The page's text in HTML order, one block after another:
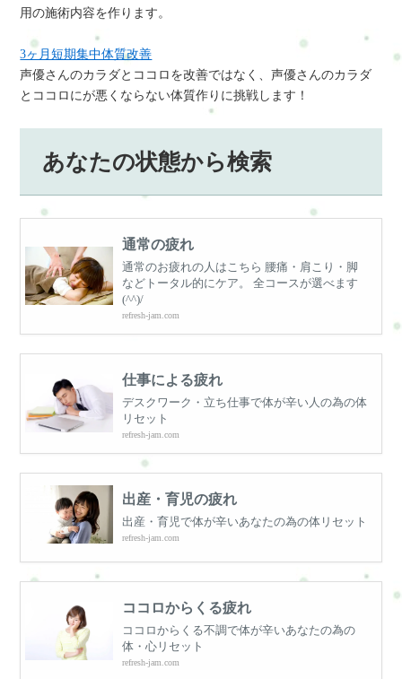
用の施術内容を作ります。
3ヶ月短期集中体質改善
声優さんのカラダとココロを改善ではなく、声優さんのカラダ
とココロにが悪くならない体質作りに挑戦します！
あなたの状態から検索
通常の疲れ
通常のお疲れの人はこちら 腰痛・肩こり・脚
などトータル的にケア。 全コースが選べます
(^^)/
refresh-jam.com
仕事による疲れ
デスクワーク・立ち仕事で体が辛い人の為の体
リセット
refresh-jam.com
出産・育児の疲れ
出産・育児で体が辛いあなたの為の体リセット
refresh-jam.com
ココロからくる疲れ
ココロからくる不調で体が辛いあなたの為の
体・心リセット
refresh-jam.com